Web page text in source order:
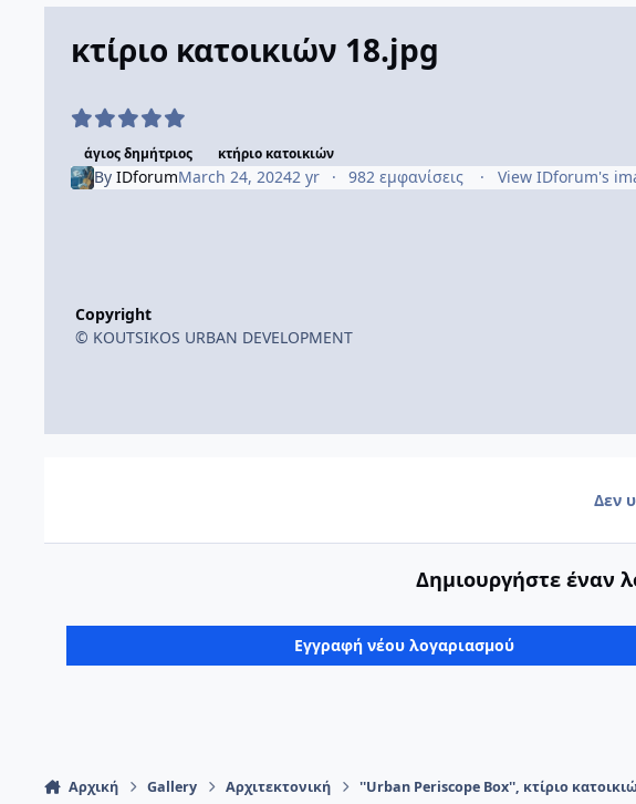
κτίριο κατοικιών 18.jpg
άγιος δημήτριος κτήριο κατοικιών
By IDforumMarch 24, 20242 yr 982 εμφανίσεις View IDforum's
Copyright
© KOUTSIKOS URBAN DEVELOPMENT
Δεν
Δημιουργήστε έναν
Εγγραφή νέου λογαριασμού
Αρχική Gallery Αρχιτεκτονική ''Urban Periscope Box'', κτίριο